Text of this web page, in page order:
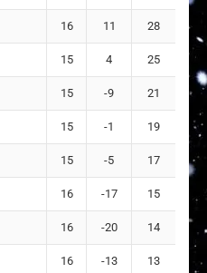
16 11 28
15 4 25
15 -9 21
15 -1 19
15 -5 17
16 -17 15
16 -20 14
16 -13 13